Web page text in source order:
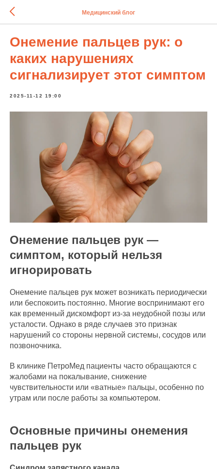
Медицинский блог
Онемение пальцев рук: о
каких нарушениях
сигнализирует этот симптом
2025-11-12 19:00
Онемение пальцев рук —
симптом, который нельзя
игнорировать
Онемение пальцев рук может возникать периодически
или беспокоить постоянно. Многие воспринимают его
как временный дискомфорт из-за неудобной позы или
усталости. Однако в ряде случаев это признак
нарушений со стороны нервной системы, сосудов или
позвоночника.
В клинике ПетроМед пациенты часто обращаются с
жалобами на покалывание, снижение
чувствительности или «ватные» пальцы, особенно по
утрам или после работы за компьютером.
Основные причины онемения
пальцев рук